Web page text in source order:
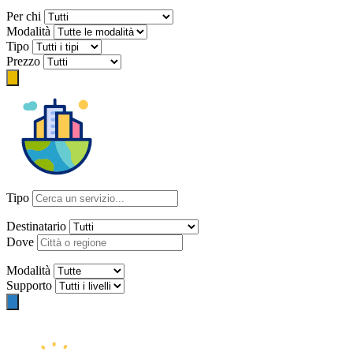
Per chi
Modalità
Tipo
Prezzo
Tipo
Destinatario
Dove
Modalità
Supporto